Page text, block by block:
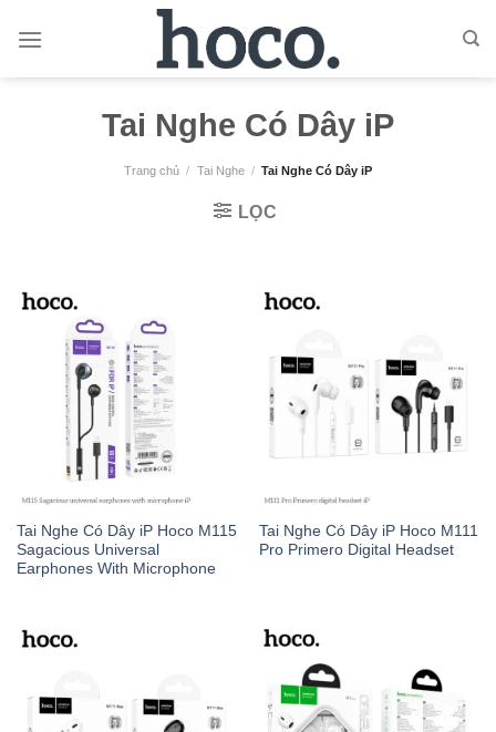
qua
Tai Nghe Có Dây iP
Trang chủ / Tai Nghe / Tai Nghe Có Dây iP
LỌC
Tai Nghe Có Dây iP Hoco M115
Sagacious Universal
Earphones With Microphone
Tai Nghe Có Dây iP Hoco M111
Pro Primero Digital Headset